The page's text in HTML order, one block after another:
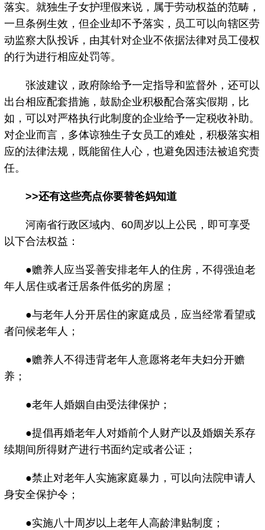
落实。就独生子女护理假来说，属于劳动权益的范畴，
一旦条例生效，但企业却不予落实，员工可以向辖区劳
动监察大队投诉，由其针对企业不依据法律对员工侵权
的行为进行相应处罚等。
张波建议，政府除给予一定指导和监督外，还可以
出台相应配套措施，鼓励企业积极配合落实假期，比
如，可以对严格执行此制度的企业给予一定税收补助。
对企业而言，多体谅独生子女员工的难处，积极落实相
应的法律法规，既能留住人心，也避免因违法被追究责
任。
>>还有这些亮点你要替爸妈知道
河南省行政区域内、60周岁以上公民，即可享受
以下合法权益：
●赡养人应当妥善安排老年人的住房，不得强迫老
年人居住或者迁居条件低劣的房屋；
●与老年人分开居住的家庭成员，应当经常看望或
者问候老年人；
●赡养人不得违背老年人意愿将老年夫妇分开赡
养；
●老年人婚姻自由受法律保护；
●提倡再婚老年人对婚前个人财产以及婚姻关系存
续期间所得财产进行书面约定或者公证；
●禁止对老年人实施家庭暴力，可以向法院申请人
身安全保护令；
●实施八十周岁以上老年人高龄津贴制度；